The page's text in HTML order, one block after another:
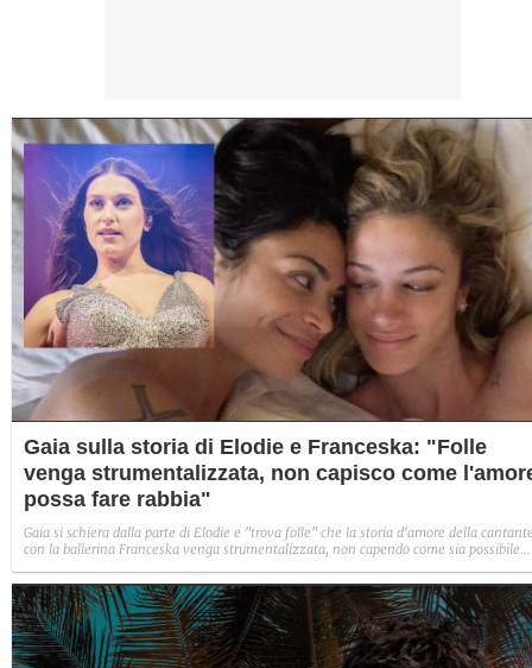
Gaia sulla storia di Elodie e Franceska: "Folle
venga strumentalizzata, non capisco come
possa fare rabbia"
Gaia si schiera dalla parte di Elodie e "trova folle" che la storia d'amore della
con la ballerina Franceska venga strumentalizzata, non capendo come sia possibile